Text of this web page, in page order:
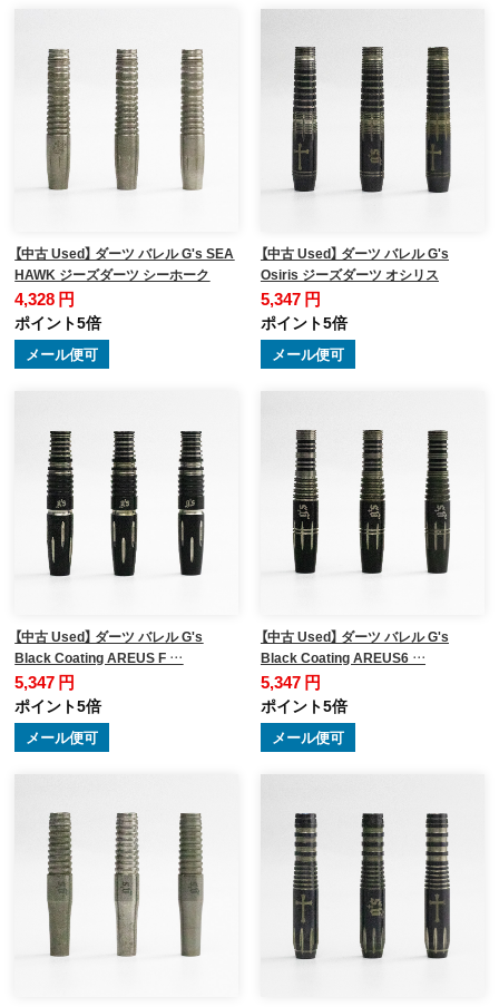
【中古 Used】 ダーツ バレル G's SEA
HAWK ジーズダーツ シーホーク
4,328 円
ポイント5倍
メール便可
【中古 Used】 ダーツ バレル G's
Osiris ジーズダーツ オシリス
5,347 円
ポイント5倍
メール便可
【中古 Used】 ダーツ バレル G's
Black Coating AREUS F …
5,347 円
ポイント5倍
メール便可
【中古 Used】 ダーツ バレル G's
Black Coating AREUS6 …
5,347 円
ポイント5倍
メール便可